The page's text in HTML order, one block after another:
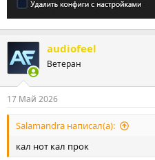
audiofeel
Ветеран
17 Май 2026
Salamandra написал(а):
кал нот кал прок